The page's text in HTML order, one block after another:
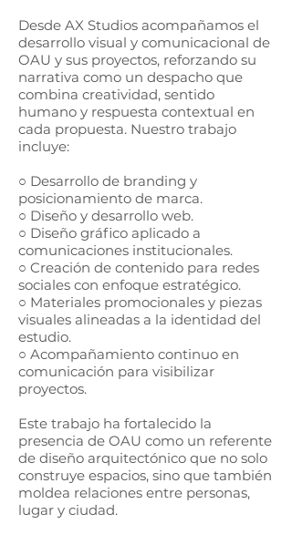
Desde AX Studios acompañamos el
desarrollo visual y comunicacional de
OAU y sus proyectos, reforzando su
narrativa como un despacho que
combina creatividad, sentido
humano y respuesta contextual en
cada propuesta. Nuestro trabajo
incluye:
○ Desarrollo de branding y
posicionamiento de marca.
○ Diseño y desarrollo web.
○ Diseño gráfico aplicado a
comunicaciones institucionales.
○ Creación de contenido para redes
sociales con enfoque estratégico.
○ Materiales promocionales y piezas
visuales alineadas a la identidad del
estudio.
○ Acompañamiento continuo en
comunicación para visibilizar
proyectos.
Este trabajo ha fortalecido la
presencia de OAU como un referente
de diseño arquitectónico que no solo
construye espacios, sino que también
moldea relaciones entre personas,
lugar y ciudad.